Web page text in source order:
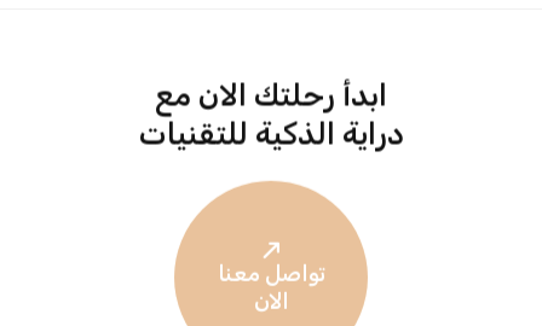
ابدأ رحلتك الان مع
دراية الذكية للتقنيات
تواصل معنا
الان